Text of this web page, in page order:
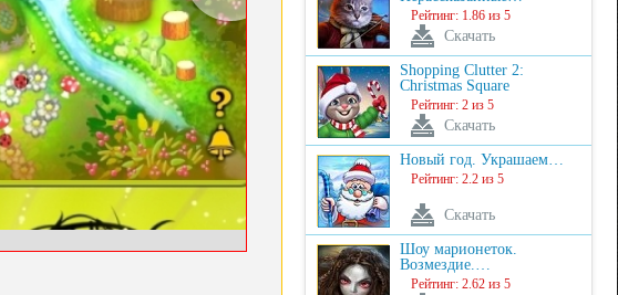
Рейтинг: 1.86 из 5
Скачать
Shopping Clutter 2:
Christmas Square
Рейтинг: 2 из 5
Скачать
Новый год. Украшаем…
Рейтинг: 2.2 из 5
Скачать
Шоу марионеток.
Возмездие.…
Рейтинг: 2.62 из 5